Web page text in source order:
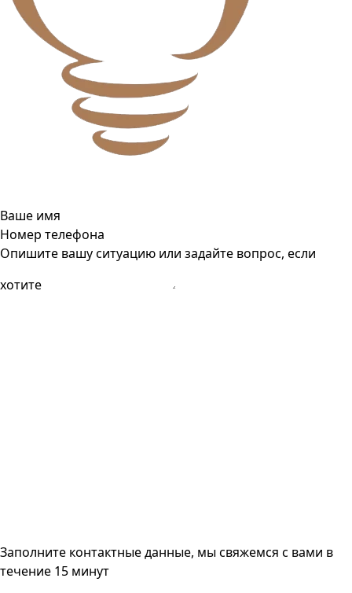
Ваше имя
Номер телефона
Опишите вашу ситуацию или задайте вопрос, если
хотите
Заполните контактные данные, мы свяжемся с вами в
течение 15 минут